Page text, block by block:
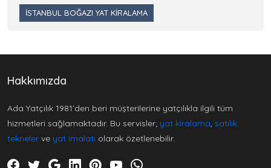
İSTANBUL BOĞAZI YAT KIRALAMA
Hakkımızda
Ada Yatçılık 1981’den beri müşterilerine yatçılıkla ilgili tüm
hizmetleri sağlamaktadır. Bu servisler; yat kiralama, satılık
tekneler ve yat imalatı olarak özetlenebilir.